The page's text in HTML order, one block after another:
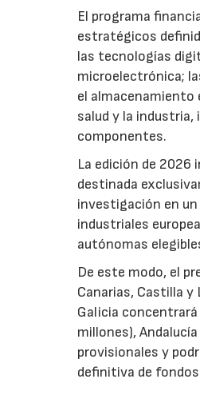
El programa
estratégicos
las tecnologías
microelectrónica;
el almacenamiento
salud y la industria,
componentes.
La edición de 2026
destinada
investigación en
industriales
autónomas
De este modo, el
Canarias, Castilla y
Galicia
millones),
provisionales y
definitiva de